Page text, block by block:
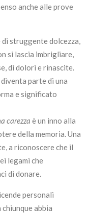
anche alle prove
struggente dolcezza,
si lascia imbrigliare,
di dolori e rinascite.
parte di una
e significato
carezza è un inno alla
della memoria. Una
a riconoscere che il
legami che
di donare.
personali
abbia